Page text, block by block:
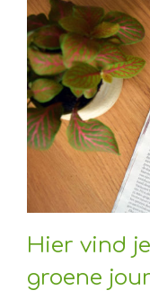
Hier vind
groene